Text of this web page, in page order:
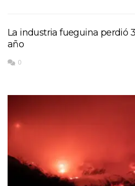
La industria fueguina perdió
año
0